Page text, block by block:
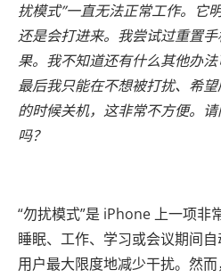
扰模式”一直无法正常工作。它
还是会打进来。我尝试过重置
果。我不知道还有什么其他办
最后我只能在不想被打扰、希
的时候关机，这非常不方便。
吗？
“勿扰模式”是 iPhone 上一项非
睡眠、工作、学习或会议期间
用户最大限度地减少干扰。然